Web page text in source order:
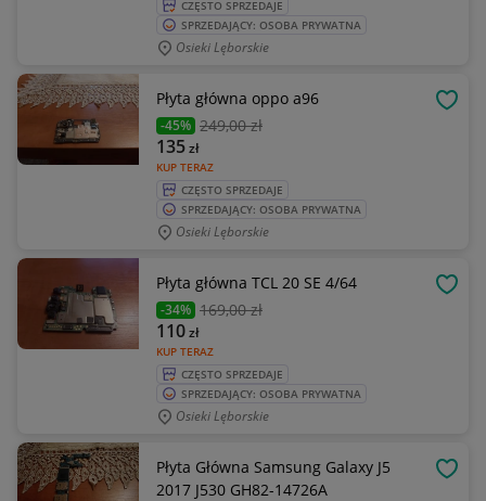
CZĘSTO SPRZEDAJE
SPRZEDAJĄCY: OSOBA PRYWATNA
Osieki Lęborskie
Płyta główna oppo a96
-45% 249,00 zł
KUP TERAZ
135zł
CZĘSTO SPRZEDAJE
SPRZEDAJĄCY: OSOBA PRYWATNA
Osieki Lęborskie
Płyta główna TCL 20 SE 4/64
-34% 169,00 zł
KUP TERAZ
110zł
CZĘSTO SPRZEDAJE
SPRZEDAJĄCY: OSOBA PRYWATNA
Osieki Lęborskie
Płyta Główna Samsung Galaxy J5
2017 J530 GH82-14726A